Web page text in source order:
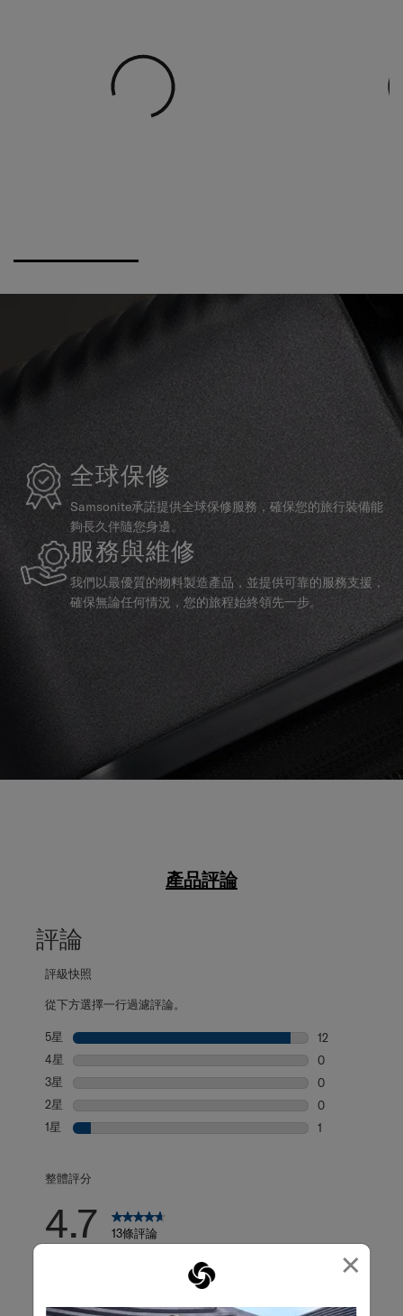
×
全球保修
Samsonite承諾提供全球保修服務，確保您的旅行裝備能
夠長久伴隨您身邊。
服務與維修
我們以最優質的物料製造產品，並提供可靠的服務支援，
確保無論任何情況，您的旅程始終領先一步。
產品評論
評論
評級快照
從下方選擇一行過濾評論。
5星 星級
12
4星 星級
0
3星 星級
0
2星 星級
0
1星 星級
1
整體評分
4.7 13條評論
撰寫評論